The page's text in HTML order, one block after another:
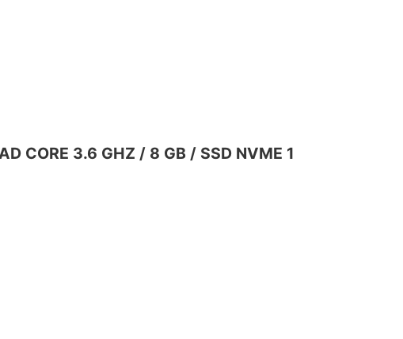
CORE 3.6 GHZ / 8 GB / SSD NVME 1